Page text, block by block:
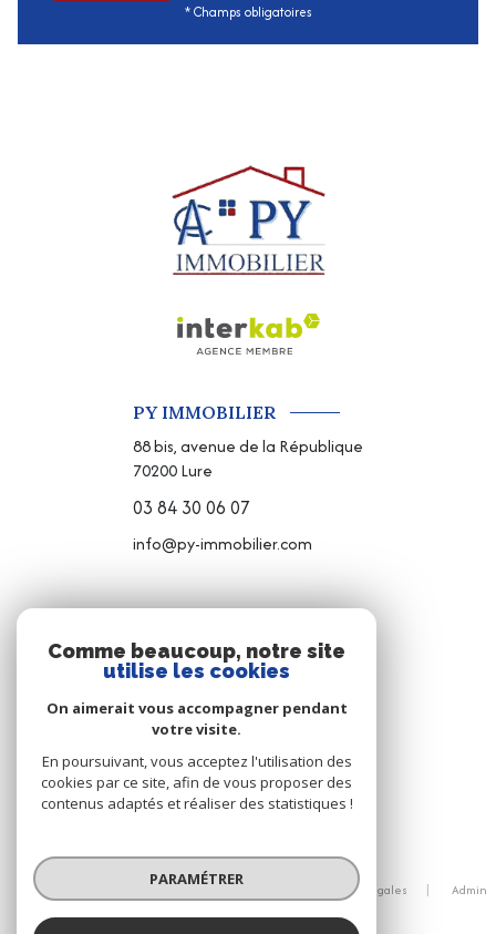
* Champs obligatoires
PY IMMOBILIER
88 bis, avenue de la République
70200Lure
03 84 30 06 07
info@py-immobilier.com
NOUS SUIVRE
© 2026 | Tous droits réservés
Nos partenaires Mentions légales
Admin
Comme beaucoup, notre site
utilise les cookies
On aimerait vous accompagner pendant
votre visite.
En poursuivant, vous acceptez l'utilisation des
cookies par ce site, afin de vous proposer des
contenus adaptés et réaliser des statistiques !
PARAMÉTRER